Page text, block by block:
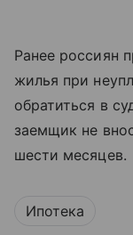
Ранее россиян
жилья при
обратиться в
заемщик не
шести месяцев.
Ипотека